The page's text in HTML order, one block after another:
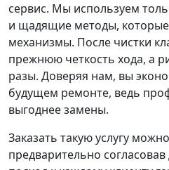
сервис. Мы используем
и щадящие методы, которые
механизмы. После чистки
прежнюю четкость хода, а
разы. Доверяя нам, вы
будущем ремонте, ведь
выгоднее замены.
Заказать такую услугу
предварительно